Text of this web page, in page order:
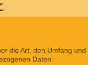
die Art, den Umfang und
Daten